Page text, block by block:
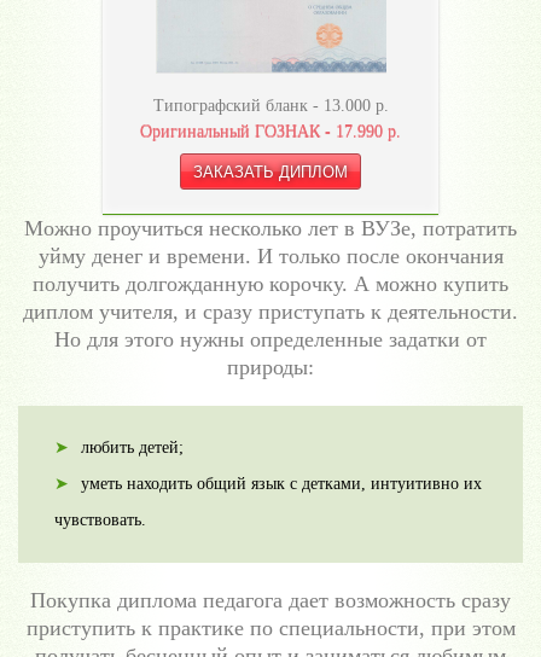
Типографский бланк - 13.000р.
Оригинальный ГОЗНАК - 17.990 р.
Можно проучиться несколько лет в ВУЗе, потратить
уйму денег и времени. И только после окончания
получить долгожданную корочку. А можно купить
диплом учителя, и сразу приступать к деятельности.
Но для этого нужны определенные задатки от
природы:
любить детей;
уметь находить общий язык с детками, интуитивно их
чувствовать.
Покупка диплома педагога дает возможность сразу
приступить к практике по специальности, при этом